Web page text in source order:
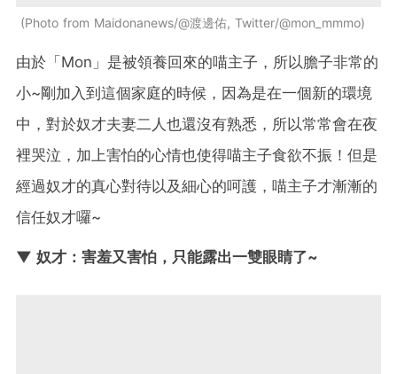
Photo from Maidonanews/@渡邊佑, Twitter/@mon_mmmo
由於「Mon」是被領養回來的喵主子，所以膽子非常的
小~剛加入到這個家庭的時候，因為是在一個新的環境
中，對於奴才夫妻二人也還沒有熟悉，所以常常會在夜
裡哭泣，加上害怕的心情也使得喵主子食欲不振！但是
經過奴才的真心對待以及細心的呵護，喵主子才漸漸的
信任奴才囉~
▼ 奴才：害羞又害怕，只能露出一雙眼睛了~